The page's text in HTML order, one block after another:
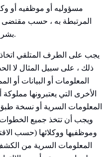
مسؤوليه أو موظفيه أو
المرتبطة به ، حسب مقتضى
بشروط لا تقل تعقيدًا عن هذه الشروط.
يجب على الطرف المتلقي
ذلك ، على سبيل المثال لا
المعلومات أو البيانات أو
الأخرى التي يعتبرونها
المعلومات السرية أو نسخة
ويجب أن تتخذ جميع الخطوات
وموظفيها ووكلائها (حسب
المعلومات السرية من